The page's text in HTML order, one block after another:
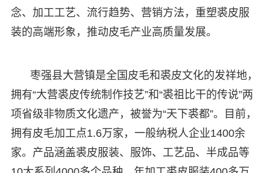
念、加工工艺、流行趋势、营销方法，重塑裘皮服
装的高端形象，推动皮毛产业高质量发展。
枣强县大营镇是全国皮毛和裘皮文化的发祥地，
拥有“大营裘皮传统制作技艺”和“裘祖比干的传说”两
项省级非物质文化遗产，被誉为“天下裘都”。目前，
拥有皮毛加工点1.6万家，一般纳税人企业1400余
家。产品涵盖裘皮服装、服饰、工艺品、半成品等